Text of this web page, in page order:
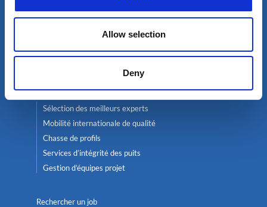
Allow selection
Deny
Nucléaire
Sélection des meilleurs experts
Mobilité internationale de qualité
Chasse de profils
Services d’intégrité des puits
Gestion d’équipes projet
Rechercher un job